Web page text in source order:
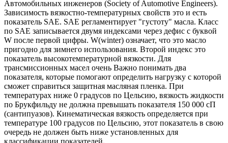
Автомобильных инженеров (Society of Automotive Engineers).
Зависимость вязкостно-температурных свойств это и есть
показатель SAE. SAE регламентирует "густоту" масла. Класс
по SAE записывается двумя индексами через дефис с буквой
W после первой цифры. W(winter) означает, что это масло
пригодно для зимнего использования. Второй индекс это
показатель высокотемпературной вязкости. Для
трансмиссионных масел очень Важно понимать два
показателя, которые помогают определить нагрузку с которой
сможет справиться защитная масляная пленка. При
температурах ниже 0 градусов по Цельсию, вязкость жидкости
по Брукфильду не должна превышать показателя 150 000 сП
(сантипуазов). Кинематическая вязкость определяется при
температуре 100 градусов по Цельсию, этот показатель в свою
очередь не должен быть ниже установленных для